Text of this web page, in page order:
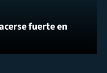
fuerte en